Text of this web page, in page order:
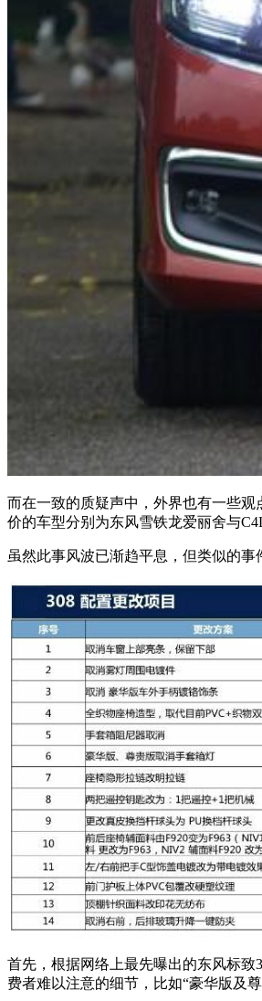
而在一致的质疑声中，外界也有一些观
价的车型分别为东风雪铁龙爱丽舍与
虽然此事风波已渐趋平息，但类似的
首先，根据网络上最先曝出的东风标
费者难以注意的细节，比如“豪华版及